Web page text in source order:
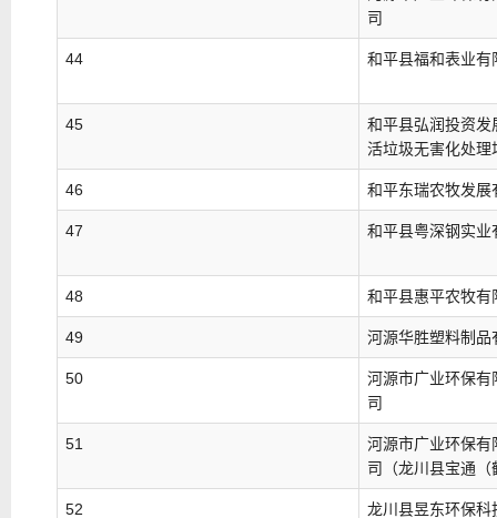
司
44 和平县福和表业有
45
和平县弘润投资发
活垃圾无害化处理
46 和平东瑞农牧发展
47 和平县粤深钢实业
48 和平县惠平农牧有
49 河源华胜塑料制品
50
河源市广业环保有
司
51
河源市广业环保有
司（龙川县宝通
52 龙川县昱东环保科